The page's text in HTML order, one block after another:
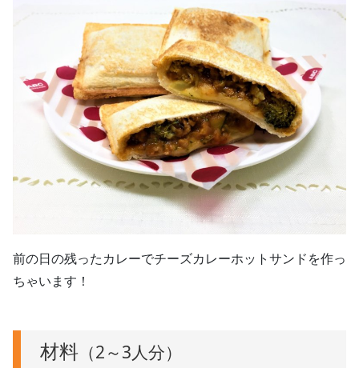
前の日の残ったカレーでチーズカレーホットサンドを作っ
ちゃいます！
材料 （2～3人分）